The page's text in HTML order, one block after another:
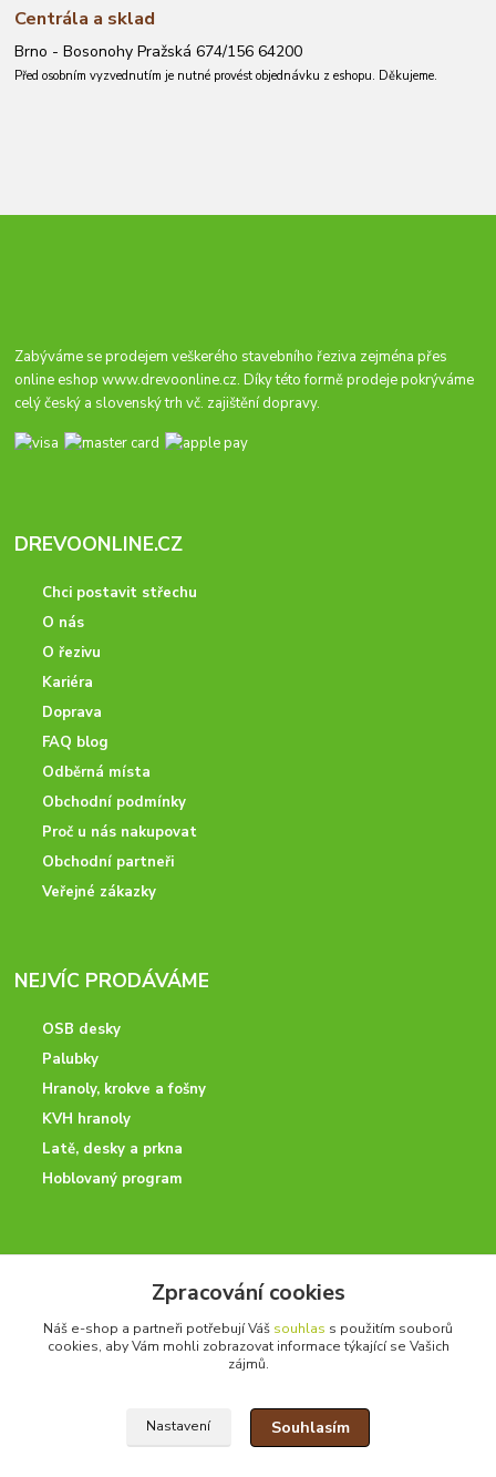
Centrála a sklad
Brno - Bosonohy Pražská 674/156 64200
Před osobním vyzvednutím je nutné provést objednávku z eshopu. Děkujeme.
Zabýváme se prodejem veškerého stavebního řeziva zejména přes
online eshopwww.drevoonline.cz. Díky této formě prodeje pokrýváme
celý český a slovenský trh vč. zajištění dopravy.
DREVOONLINE.CZ
Chci postavit střechu
O nás
O řezivu
Kariéra
Doprava
FAQ blog
Odběrná místa
Obchodní podmínky
Proč u nás nakupovat
Obchodní partneři
Veřejné zákazky
NEJVÍC PRODÁVÁME
OSB desky
Palubky
Hranoly, krokve a fošny
KVH hranoly
Latě, desky a prkna
Hoblovaný program
Potřebujete poradit? Neváhejte nás kontaktovat.
+420 728 600 625
po - pá 7:00 - 15:00
Zpracování cookies
Náš e-shop a partneři potřebují Váš souhlas s použitím souborů
cookies, aby Vám mohli zobrazovat informace týkající se Vašich
zájmů.
Nastavení Souhlasím